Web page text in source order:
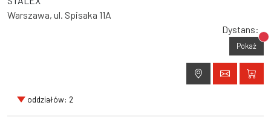
Warszawa, ul. Spisaka 11A
Dystans:
Pokaż
oddziałów: 2